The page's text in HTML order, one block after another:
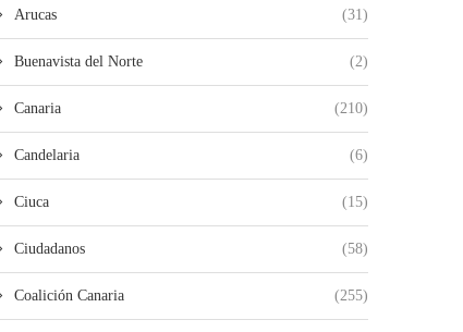
Arucas (31)
Buenavista del Norte (2)
Canaria (210)
Candelaria (6)
Ciuca (15)
Ciudadanos (58)
Coalición Canaria (255)